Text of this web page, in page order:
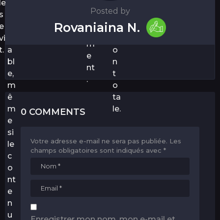
a
bl
e,
m
ê
m
e
si
le
c
o
nt
e
n
u
é
m
e
nt
.
n
n
e
o
n
t
o
ta
le.
Posted by
Rovaniaina N.
0 COMMENTS
Votre adresse e-mail ne sera pas publiée. Les
champs obligatoires sont indiqués avec *